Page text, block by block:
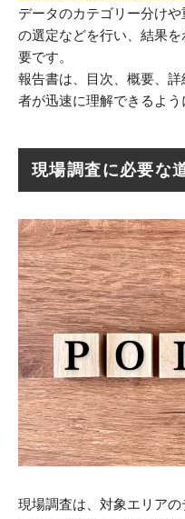
データのカテゴリー分け
の選定などを行い、結果
要です。
報告書は、目次、概要、
者が迅速に理解できるよう
現場調査に必要な
現場調査は、対象エリア